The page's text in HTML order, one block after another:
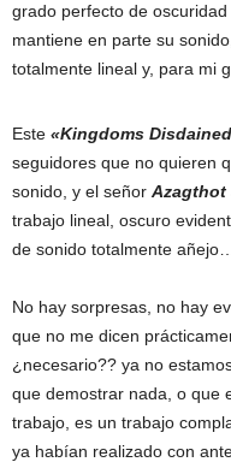
grado perfecto de
mantiene en parte su
totalmente lineal y, para mi
Este «Kingdoms
seguidores que no quieren
sonido, y el señor Azagthot
trabajo lineal, oscuro
de sonido totalmente añejo…
No hay sorpresas, no hay
que no me dicen
¿necesario?? ya no
que demostrar nada, o que
trabajo, es un trabajo
ya habían realizado con